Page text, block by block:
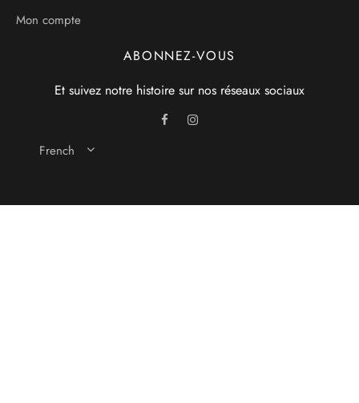
Mon compte
ABONNEZ-VOUS
Et suivez notre histoire sur nos réseaux sociaux
French